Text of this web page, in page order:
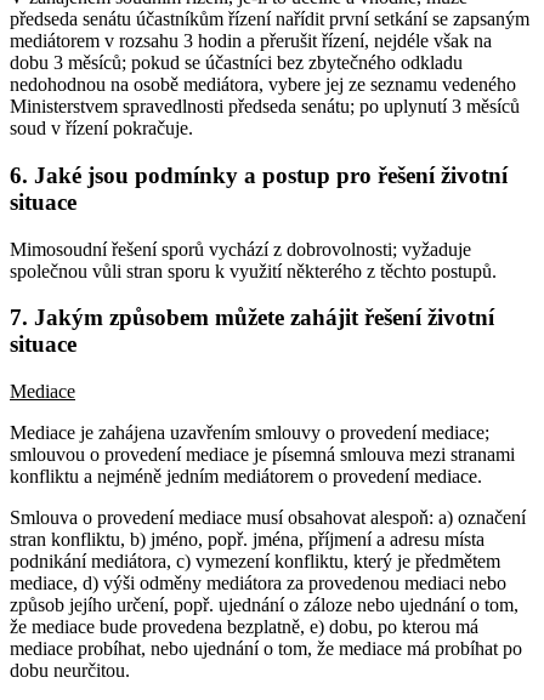
předseda senátu účastníkům řízení nařídit první setkání se zapsaným
mediátorem v rozsahu 3 hodin a přerušit řízení, nejdéle však na
dobu 3 měsíců; pokud se účastníci bez zbytečného odkladu
nedohodnou na osobě mediátora, vybere jej ze seznamu vedeného
Ministerstvem spravedlnosti předseda senátu; po uplynutí 3 měsíců
soud v řízení pokračuje.
6. Jaké jsou podmínky a postup pro řešení životní
situace
Mimosoudní řešení sporů vychází z dobrovolnosti; vyžaduje
společnou vůli stran sporu k využití některého z těchto postupů.
7. Jakým způsobem můžete zahájit řešení životní
situace
Mediace
Mediace je zahájena uzavřením smlouvy o provedení mediace;
smlouvou o provedení mediace je písemná smlouva mezi stranami
konfliktu a nejméně jedním mediátorem o provedení mediace.
Smlouva o provedení mediace musí obsahovat alespoň: a) označení
stran konfliktu, b) jméno, popř. jména, příjmení a adresu místa
podnikání mediátora, c) vymezení konfliktu, který je předmětem
mediace, d) výši odměny mediátora za provedenou mediaci nebo
způsob jejího určení, popř. ujednání o záloze nebo ujednání o tom,
že mediace bude provedena bezplatně, e) dobu, po kterou má
mediace probíhat, nebo ujednání o tom, že mediace má probíhat po
dobu neurčitou.